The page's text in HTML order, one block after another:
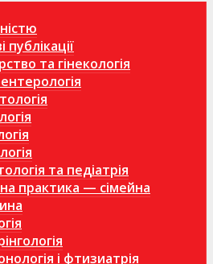
публікації
та гінекологія
та педіатрія
практика — сімейна
і фтизиатрія